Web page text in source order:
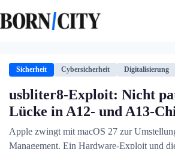
Inhalt
springen
Sicherheit Cybersicherheit Digitalisierung
usbliter8-Exploit: Nicht
Lücke in A12- und A13-
Apple zwingt mit macOS 27 zur
Management. Ein Hardware-Exploit und